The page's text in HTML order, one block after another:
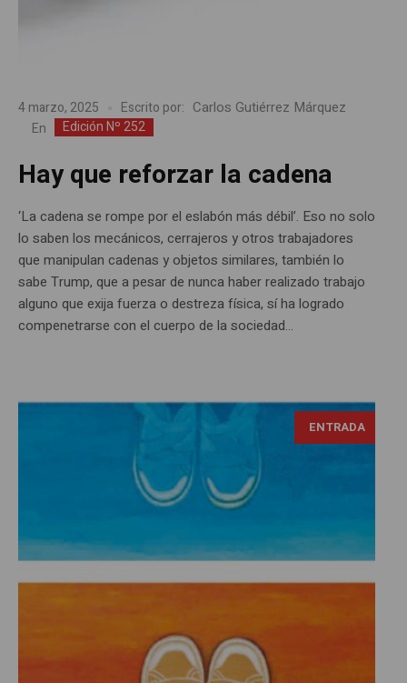
4 marzo, 2025 Escrito por: Carlos Gutiérrez Márquez
En Edición Nº 252
Hay que reforzar la cadena
‘La cadena se rompe por el eslabón más débil’. Eso no solo
lo saben los mecánicos, cerrajeros y otros trabajadores
que manipulan cadenas y objetos similares, también lo
sabe Trump, que a pesar de nunca haber realizado trabajo
alguno que exija fuerza o destreza física, sí ha logrado
compenetrarse con el cuerpo de la sociedad...
ENTRADA